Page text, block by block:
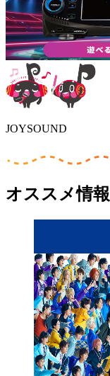
JOYSOUND
オススメ情報